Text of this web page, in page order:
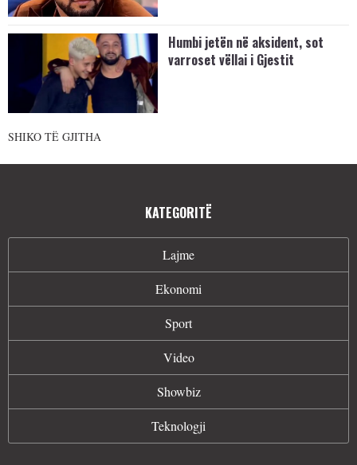
Humbi jetën në aksident, sot
varroset vëllai i Gjestit
SHIKO TË GJITHA
KATEGORITË
Lajme
Ekonomi
Sport
Video
Showbiz
Teknologji